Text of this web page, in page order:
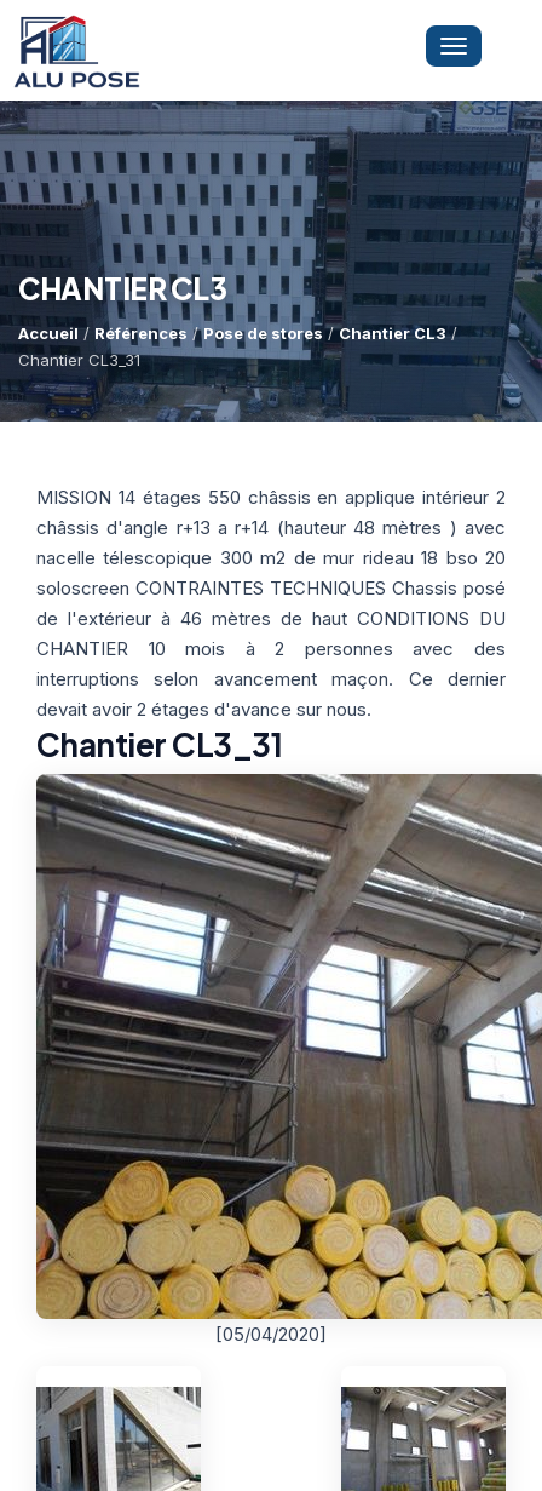
LA SOCIÉTÉ
PRESTATIONS
Dépannage Vitrages
Vitrine Magasin
Recherche De Fuite
Thermographie
MINI-GRUE ARAIGNÉE
Accès Difficiles
Nos Formules ACTUALITÉS
CONTACT
ETRE RAPPELÉ
Toggle
CHANTIER CL3
Accueil/ Références /Pose de stores/Chantier CL3/
Chantier CL3_31
MISSION 14 étages 550 châssis en applique intérieur 2
châssis d'angle r+13 a r+14 (hauteur 48 mètres ) avec
nacelle télescopique 300 m2 de mur rideau 18 bso 20
soloscreen CONTRAINTES TECHNIQUES Chassis posé
de l'extérieur à 46 mètres de haut CONDITIONS DU
CHANTIER 10 mois à 2 personnes avec des
interruptions selon avancement maçon. Ce dernier
devait avoir 2 étages d'avance sur nous.
Chantier CL3_31
[05/04/2020]